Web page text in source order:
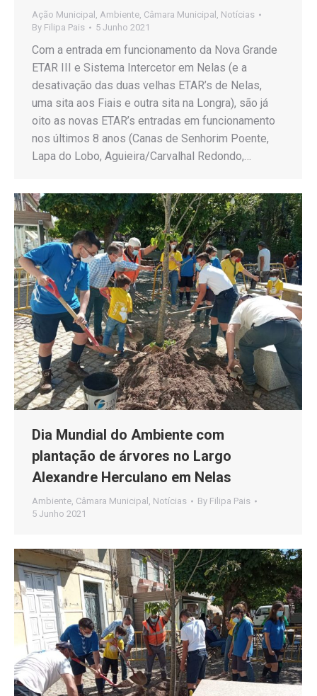
Ação Municipal Ambiente Câmara Municipal
Notícias
By Filipa Pais 5 Junho 2021
Com a entrada em funcionamento da Nova Grande
ETAR III e Sistema Intercetor em Nelas (e a
desativação das duas velhas ETAR’s de Nelas,
uma sita aos Fiais e outra sita na Longra), são já
oito as novas ETAR’s entradas em funcionamento
nos últimos 8 anos (Canas de Senhorim Poente,
Lapa do Lobo, Aguieira/Carvalhal Redondo,…
Dia Mundial do Ambiente com
plantação de árvores no Largo
Alexandre Herculano em Nelas
Ambiente Câmara Municipal Notícias By Filipa Pais
5 Junho 2021